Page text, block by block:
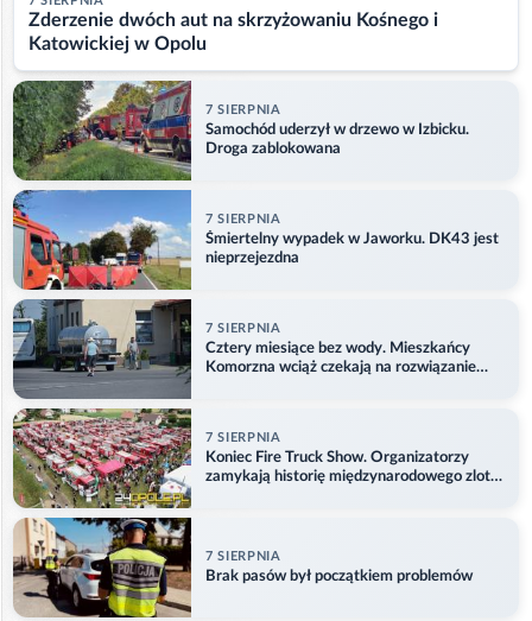
Zderzenie dwóch aut na skrzyżowaniu Kośnego i
Katowickiej w Opolu
7 SIERPNIA
Samochód uderzył w drzewo w Izbicku.
Droga zablokowana
7 SIERPNIA
Śmiertelny wypadek w Jaworku. DK43 jest
nieprzejezdna
7 SIERPNIA
Cztery miesiące bez wody. Mieszkańcy
Komorzna wciąż czekają na rozwiązanie
7 SIERPNIA
Koniec Fire Truck Show. Organizatorzy
zamykają historię międzynarodowego zlotu
7 SIERPNIA
Brak pasów był początkiem problemów